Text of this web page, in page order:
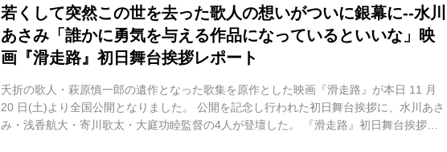
若くして突然この世を去った歌人の想いがついに銀幕に--水川
あさみ「誰かに勇気を与える作品になっているといいな」映
画『滑走路』初日舞台挨拶レポート
夭折の歌人・萩原慎一郎の遺作となった歌集を原作とした映画『滑走路』が本日 11 月
20 日(土)より全国公開となりました。 公開を記念し行われた初日舞台挨拶に、水川あさ
み・浅香航大・寄川歌太・大庭功睦監督の4人が登壇した。 『滑走路』初日舞台挨拶